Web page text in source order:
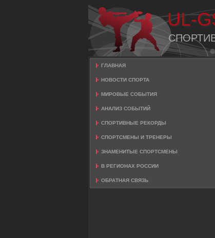
UL-
ГЛАВНАЯ
НОВОСТИ СПОРТА
МИРОВЫЕ СОБЫТИЯ
АНАЛИЗ СОБЫТИЙ
СПОРТИВНЫЕ РЕКОРДЫ
СПОРТСМЕНЫ И ТРЕНЕРЫ
ЗНАМЕНИТЫЕ СПОРТСМЕНЫ
В РЕГИОНАХ РОССИИ
ОБРАТНАЯ СВЯЗЬ